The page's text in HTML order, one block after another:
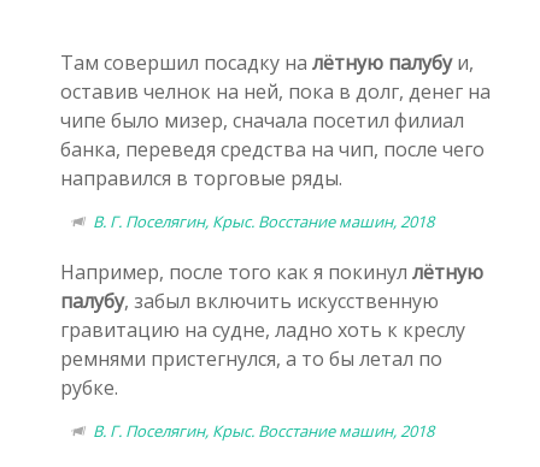
Там совершил посадку на лётную палубуи,
оставив челнок на ней, пока в долг, денег на
чипе было мизер, сначала посетил филиал
банка, переведя средства на чип, после чего
направился в торговые ряды.
В. Г. Поселягин, Крыс. Восстание машин, 2018
Например, после того как я покинул лётную
палубу, забыл включить искусственную
гравитацию на судне, ладно хоть к креслу
ремнями пристегнулся, а то бы летал по
рубке.
В. Г. Поселягин, Крыс. Восстание машин, 2018